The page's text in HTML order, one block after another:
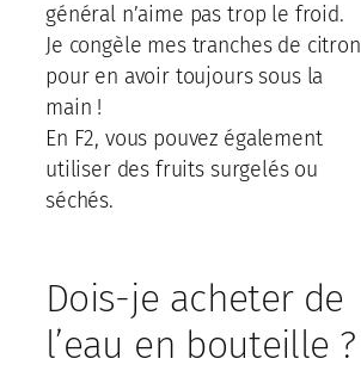
général n’aime pas trop le froid.
Je congèle mes tranches de citron
pour en avoir toujours sous la
main !
En F2, vous pouvez également
utiliser des fruits surgelés ou
séchés.
Dois-je acheter de
l’eau en bouteille ?